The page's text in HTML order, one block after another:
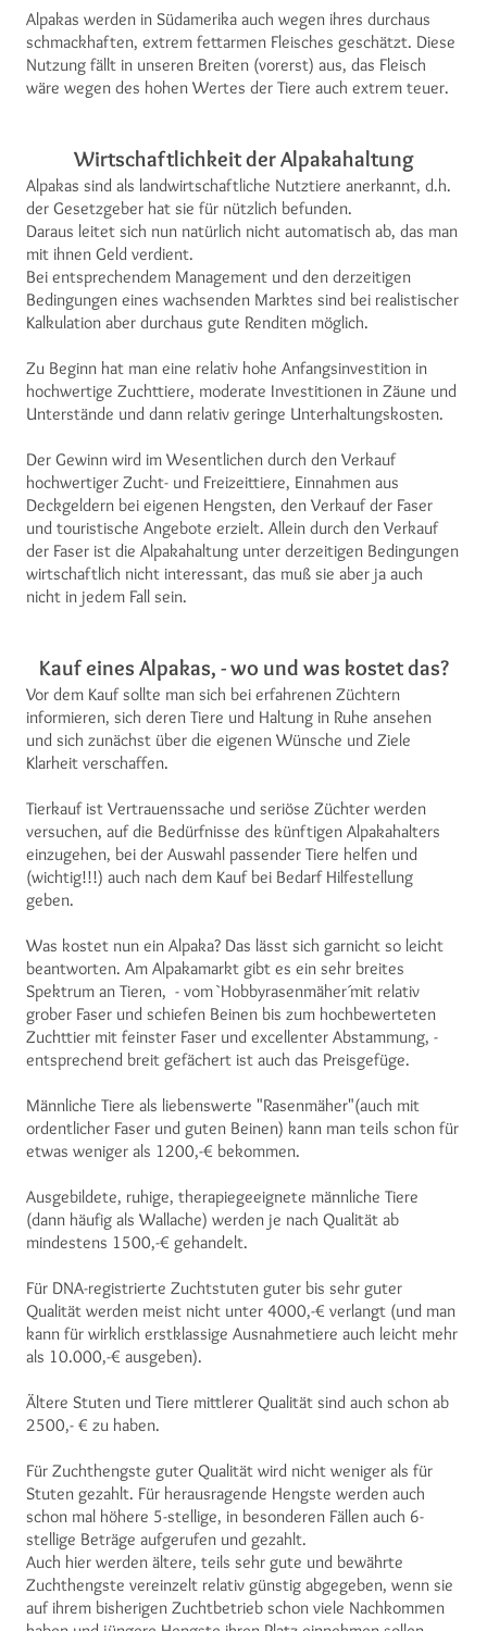
Alpakas werden in Südamerika auch wegen ihres durchaus
schmackhaften, extrem fettarmen Fleisches geschätzt. Diese
Nutzung fällt in unseren Breiten (vorerst) aus, das Fleisch
wäre wegen des hohen Wertes der Tiere auch extrem teuer.
Wirtschaftlichkeit der Alpakahaltung
Alpakas sind als landwirtschaftliche Nutztiere anerkannt, d.h.
der Gesetzgeber hat sie für nützlich befunden.
Daraus leitet sich nun natürlich nicht automatisch ab, das man
mit ihnen Geld verdient.
Bei entsprechendem Management und den derzeitigen
Bedingungen eines wachsenden Marktes sind bei realistischer
Kalkulation aber durchaus gute Renditen möglich.
Zu Beginn hat man eine relativ hohe Anfangsinvestition in
hochwertige Zuchttiere, moderate Investitionen in Zäune und
Unterstände und dann relativ geringe Unterhaltungskosten.
Der Gewinn wird im Wesentlichen durch den Verkauf
hochwertiger Zucht- und Freizeittiere, Einnahmen aus
Deckgeldern bei eigenen Hengsten, den Verkauf der Faser
und touristische Angebote erzielt. Allein durch den Verkauf
der Faser ist die Alpakahaltung unter derzeitigen Bedingungen
wirtschaftlich nicht interessant, das muß sie aber ja auch
nicht in jedem Fall sein.
Kauf eines Alpakas, - wo und was kostet das?
Vor dem Kauf sollte man sich bei erfahrenen Züchtern
informieren, sich deren Tiere und Haltung in Ruhe ansehen
und sich zunächst über die eigenen Wünsche und Ziele
Klarheit verschaffen.
Tierkauf ist Vertrauenssache und seriöse Züchter werden
versuchen, auf die Bedürfnisse des künftigen Alpakahalters
einzugehen, bei der Auswahl passender Tiere helfen und
(wichtig!!!) auch nach dem Kauf bei Bedarf Hilfestellung
geben.
Was kostet nun ein Alpaka? Das lässt sich garnicht so leicht
beantworten. Am Alpakamarkt gibt es ein sehr breites
Spektrum an Tieren, - vom `Hobbyrasenmäher´mit relativ
grober Faser und schiefen Beinen bis zum hochbewerteten
Zuchttier mit feinster Faser und excellenter Abstammung, -
entsprechend breit gefächert ist auch das Preisgefüge.
Männliche Tiere als liebenswerte "Rasenmäher"(auch mit
ordentlicher Faser und guten Beinen) kann man teils schon für
etwas weniger als 1200,-€ bekommen.
Ausgebildete, ruhige, therapiegeeignete männliche Tiere
(dann häufig als Wallache) werden je nach Qualität ab
mindestens 1500,-€ gehandelt.
Für DNA-registrierte Zuchtstuten guter bis sehr guter
Qualität werden meist nicht unter 4000,-€ verlangt (und man
kann für wirklich erstklassige Ausnahmetiere auch leicht mehr
als 10.000,-€ ausgeben).
Ältere Stuten und Tiere mittlerer Qualität sind auch schon ab
2500,- € zu haben.
Für Zuchthengste guter Qualität wird nicht weniger als für
Stuten gezahlt. Für herausragende Hengste werden auch
schon mal höhere 5-stellige, in besonderen Fällen auch 6-
stellige Beträge aufgerufen und gezahlt.
Auch hier werden ältere, teils sehr gute und bewährte
Zuchthengste vereinzelt relativ günstig abgegeben, wenn sie
auf ihrem bisherigen Zuchtbetrieb schon viele Nachkommen